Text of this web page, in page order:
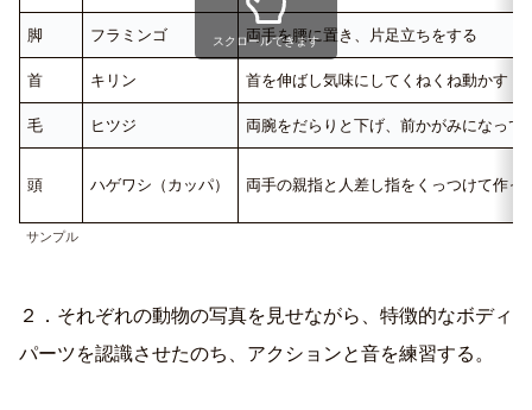
脚 フラミンゴ 両手を腰に置き、片足立ちをする
首 キリン 首を伸ばし気味にしてくねくね動かす
毛 ヒツジ 両腕をだらりと下げ、前かがみになって
頭 ハゲワシ（カッパ） 両手の親指と人差し指をくっつけて作っ
スクロールできます
サンプル
２．それぞれの動物の写真を見せながら、特徴的なボディ
パーツを認識させたのち、アクションと音を練習する。